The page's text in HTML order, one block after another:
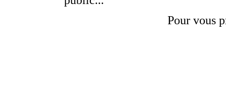
Pour vous